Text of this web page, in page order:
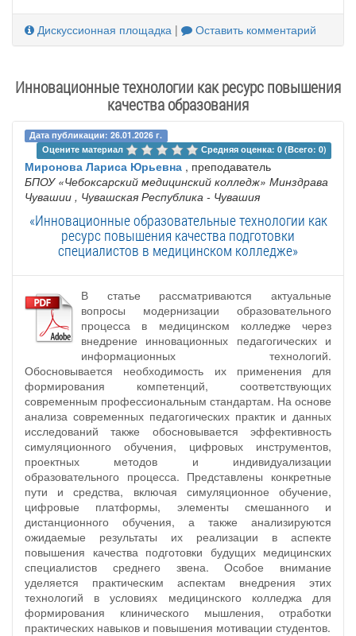
Дискуссионная площадка | Оставить комментарий
Инновационные технологии как ресурс повышения
качества образования
Дата публикации: 26.01.2026 г.
Оцените материал
Средняя оценка: 0 (Всего: 0)
Миронова Лариса Юрьевна , преподаватель
БПОУ «Чебоксарский медицинский колледж» Минздрава
Чувашии , Чувашская Республика - Чувашия
«Инновационные образовательные технологии как
ресурс повышения качества подготовки
специалистов в медицинском колледже»
В статье рассматриваются актуальные
вопросы модернизации образовательного
процесса в медицинском колледже через
внедрение инновационных педагогических и
информационных технологий.
Обосновывается необходимость их применения для
формирования компетенций, соответствующих
современным профессиональным стандартам. На основе
анализа современных педагогических практик и данных
исследований также обосновывается эффективность
симуляционного обучения, цифровых инструментов,
проектных методов и индивидуализации
образовательного процесса. Представлены конкретные
пути и средства, включая симуляционное обучение,
цифровые платформы, элементы смешанного и
дистанционного обучения, а также анализируются
ожидаемые результаты их реализации в аспекте
повышения качества подготовки будущих медицинских
специалистов среднего звена. Особое внимание
уделяется практическим аспектам внедрения этих
технологий в условиях медицинского колледжа для
формирования клинического мышления, отработки
практических навыков и повышения мотивации студентов.